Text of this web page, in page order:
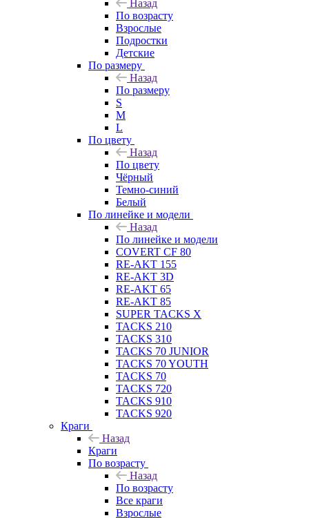
Назад
По возрасту
Взрослые
Подростки
Детские
По размеру
Назад
По размеру
S
M
L
По цвету
Назад
По цвету
Чёрный
Темно-синий
Белый
По линейке и модели
Назад
По линейке и модели
COVERT CF 80
RE-AKT 155
RE-AKT 3D
RE-AKT 65
RE-AKT 85
SUPER TACKS X
TACKS 210
TACKS 310
TACKS 70 JUNIOR
TACKS 70 YOUTH
TACKS 70
TACKS 720
TACKS 910
TACKS 920
Краги
Назад
Краги
По возрасту
Назад
По возрасту
Все краги
Взрослые